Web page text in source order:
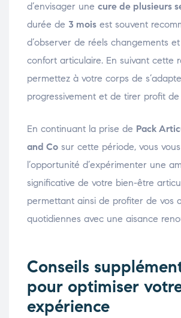
d’envisager une cure de plusieurs
durée de 3 mois est souvent
d’observer de réels changements et
confort articulaire. En suivant cette
permettez à votre corps de
progressivement et de tirer profit
En continuant la prise de Pack
and Co sur cette période, vous
l’opportunité d’expérimenter une
significative de votre bien-être
permettant ainsi de profiter de vos
quotidiennes avec une aisance
Conseils
pour optimiser
expérience